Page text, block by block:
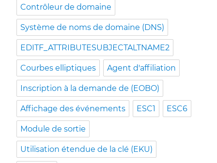
Contrôleur de domaine
Système de noms de domaine (DNS)
EDITF_ATTRIBUTESUBJECTALTNAME2
Courbes elliptiques Agent d'affiliation
Inscription à la demande de (EOBO)
Affichage des événements ESC1 ESC6
Module de sortie
Utilisation étendue de la clé (EKU)